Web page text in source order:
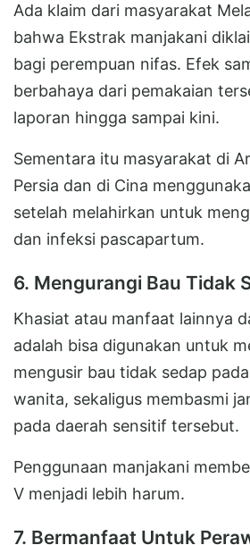
Ada klaim dari masyarakat
bahwa Ekstrak manjakani
bagi perempuan nifas. Efek
berbahaya dari pemakaian
laporan hingga sampai kini.
Sementara itu masyarakat di
Persia dan di Cina
setelah melahirkan untuk
dan infeksi pascapartum.
6. Mengurangi Bau Tidak
Khasiat atau manfaat lainnya
adalah bisa digunakan untuk
mengusir bau tidak sedap
wanita, sekaligus membasmi
pada daerah sensitif tersebut.
Penggunaan manjakani
V menjadi lebih harum.
7. Bermanfaat Untuk